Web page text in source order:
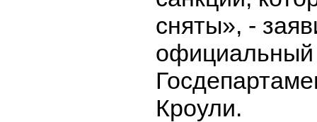
сняты», -
официальный
Кроули.